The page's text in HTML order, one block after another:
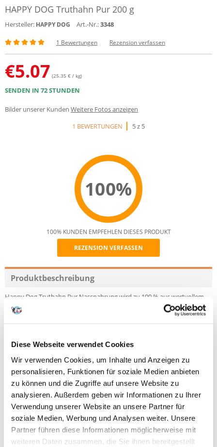
Diese Webseite verwendet Cookies
Wir verwenden Cookies, um Inhalte und Anzeigen zu
personalisieren, Funktionen für soziale Medien anbieten
zu können und die Zugriffe auf unsere Website zu
analysieren. Außerdem geben wir Informationen zu Ihrer
Verwendung unserer Website an unsere Partner für
soziale Medien, Werbung und Analysen weiter. Unsere
Partner führen diese Informationen möglicherweise mit
weiteren Daten zusammen, die Sie ihnen bereitgestellt
HAPPY DOG Truthahn Pur 200 g
Hersteller: HAPPY DOG Art.-Nr.:3348
1 Bewertungen Rezension verfassen
€5.07 (25.35 € / kg)
SENDEN IN 72 STUNDEN
Bilder unserer Kunden Weitere Fotos anzeigen
1 BEWERTUNGEN
5 z 5
100%
Recommend
100% KUNDEN EMPFEHLEN DIESES PRODUKT
REZENSION VERFASSEN
Produktbeschreibung
Happy Dog Truthahn Pur Nassnahrung wird zu 100 % aus wertvollem
Truthahnfleisch und -innereien in Deutschland hergestellt. Es enthält
keinerlei Getreide, Soja oder Zuckerzusatz. Es ist reich an Vitamin E für
Futtermittelunverträglichkeiten. Truthahn Pur kann als Alleinnahrung
gefüttert werden oder in Kombination zum Mischen mit Happy Dog
Flockenmixer.
Zusammensetzung
Fleisch und tierische Nebenerzeugnisse (Muskelfleisch vom Truthahn,
Truthahnherzen, -leber, -magen, -brusthaut und -hälse)*, Mineralstoffe.
*Herstellungsbedingt können Spuren anderer Proteine enthalten sein.
Analytische Bestandteile
Rohprotein 12.0%, Rohfett 7.0%, Rohasche 2.5%, Rohfaser 1.0%,